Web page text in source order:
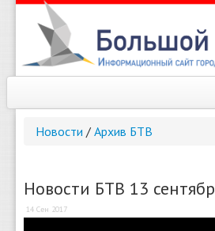
Справочник
Новости / Архив БТВ
Новости БТВ 13
14 Сен 2017